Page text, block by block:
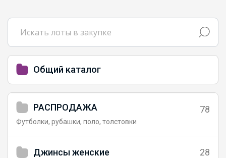
Общий каталог
РАСПРОДАЖА
Футболки, рубашки, поло, толстовки
78
Джинсы женские 28